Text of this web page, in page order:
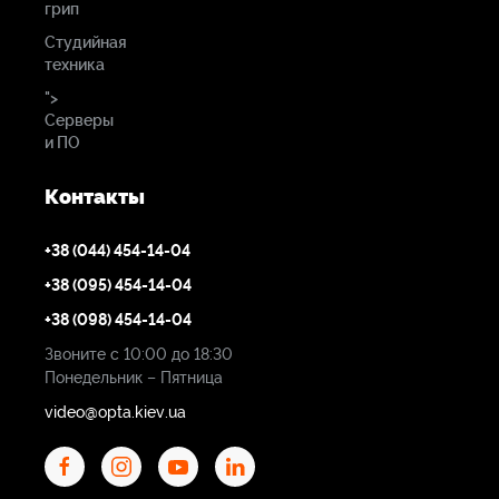
возобновляемых источников энергии.
Входные данные
строки PV
мощность
(Вт)
4680
входное
грип
Студийная
техника
">
Серверы
и ПО
Контакты
+38 (044) 454-14-04
+38 (095) 454-14-04
+38 (098) 454-14-04
Звоните с 10:00 до 18:30
Понедельник – Пятница
video@opta.kiev.ua